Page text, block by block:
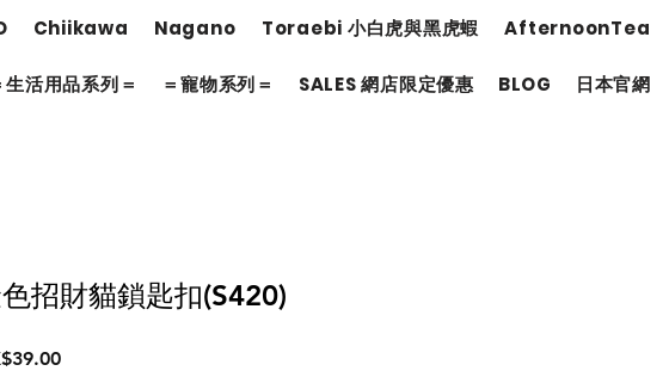
Chiikawa Nagano Toraebi 小白虎與黑虎蝦 AfternoonTea
生活用品系列＝ ＝寵物系列＝ SALES 網店限定優惠 BLOG 日本官網
招財貓鎖匙扣(S420)
價